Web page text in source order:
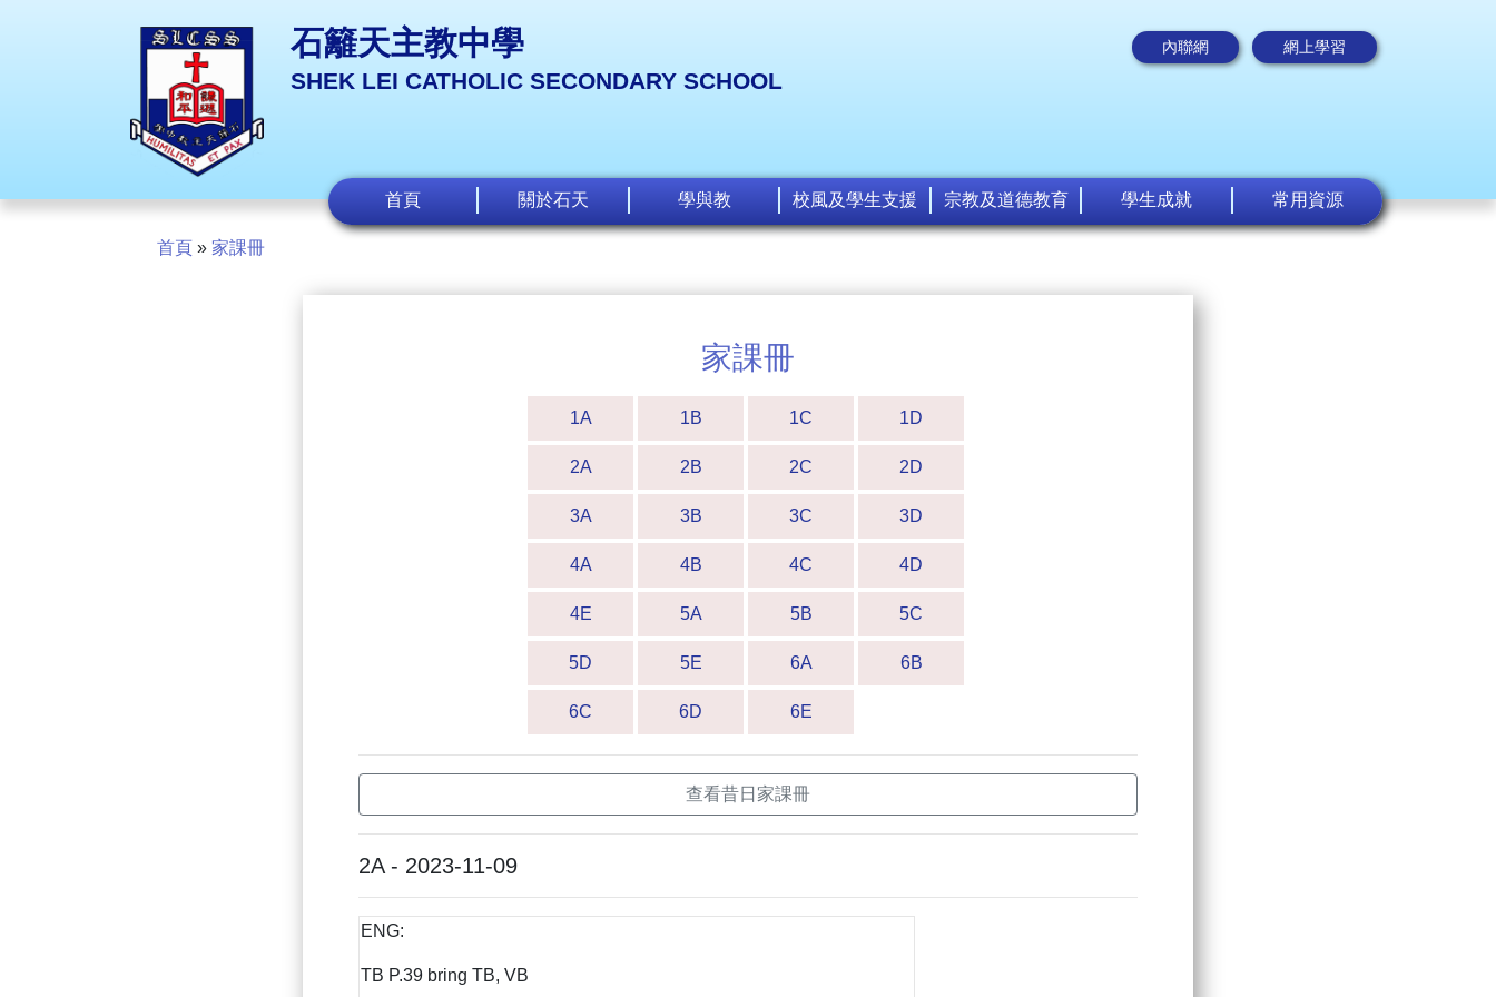
石籬天主教中學
SHEK LEI CATHOLIC SECONDARY SCHOOL
內聯網 網上學習
首頁 關於石天 學與教 校風及學生支援 宗教及道德教育 學生成就 常用資源
首頁 » 家課冊
家課冊
1A 1B 1C 1D
2A 2B 2C 2D
3A 3B 3C 3D
4A 4B 4C 4D
4E 5A 5B 5C
5D 5E 6A 6B
6C 6D 6E
查看昔日家課冊
2A - 2023-11-09
ENG:
TB P.39 bring TB, VB